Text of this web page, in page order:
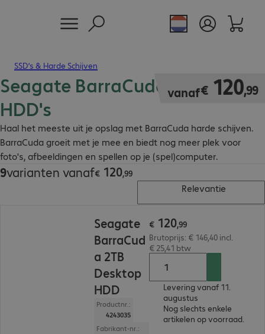
SSD’s & Harde Schijven
Seagate BarraCuda Internal
HDD's
Haal het meeste uit je opslag met BarraCuda harde schijven.
BarraCuda groeit met je mee en biedt nog meer plek voor
foto's, afbeeldingen en spellen op je (spel)computer.
vanaf€ 120,99
€ 120,99
9varianten vanaf€ 120,99
€ 120,99
Relevantie
Seagate
BarraCud
a 2TB
Desktop
HDD
Productnr.:
4243035
Fabrikant-nr.:
€ 120,99
Brutoprijs: € 146,40 incl.
€ 25,41 btw
Levering vanaf 11.
augustus
Nog slechts enkele
artikelen op voorraad.